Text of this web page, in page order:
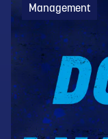
Management